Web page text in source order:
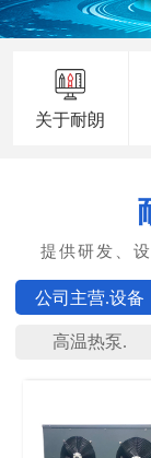
关于耐朗
公司主营.
高温热泵.